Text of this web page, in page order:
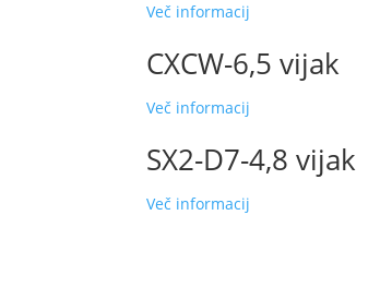
Več informacij
CXCW-6,5 vijak
Več informacij
SX2-D7-4,8 vijak
Več informacij